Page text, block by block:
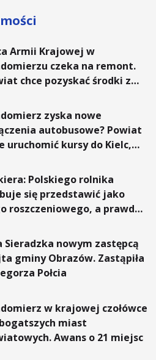
Armii Krajowej w
czeka na remont.
chce pozyskać środki z
zyska nowe
autobusowe? Powiat
uruchomić kursy do Kielc,
Polskiego rolnika
się przedstawić jako
roszczeniowego, a prawda
Sieradzka nowym zastępcą
gminy Obrazów. Zastąpiła
Połcia
w krajowej czołówce
miast
Awans o 21 miejsc